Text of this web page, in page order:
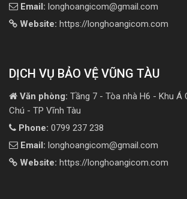
Email: longhoangicom@gmail.com
Website: https://longhoangicom.com
DỊCH VỤ BẢO VỆ VŨNG TÀU
Văn phòng: Tầng 7 - Tòa nhà H6 - Khu Á
Chú - TP Vĩnh Tàu
Phone: 0799 237 238
Email: longhoangicom@gmail.com
Website: https://longhoangicom.com